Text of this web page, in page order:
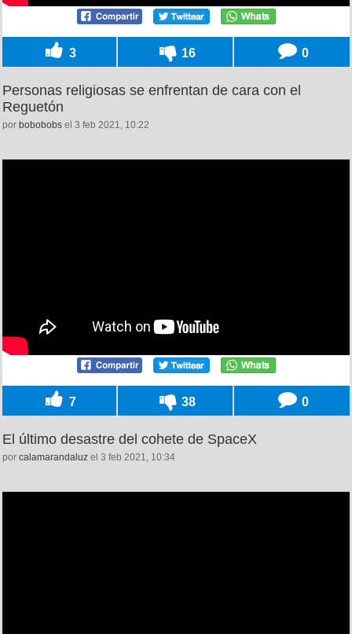
3 16 0
Personas religiosas se enfrentan de cara con el
Reguetón
por bobobobs el 3 feb 2021, 10:22
7 38 0
El último desastre del cohete de SpaceX
por calamarandaluz el 3 feb 2021, 10:34